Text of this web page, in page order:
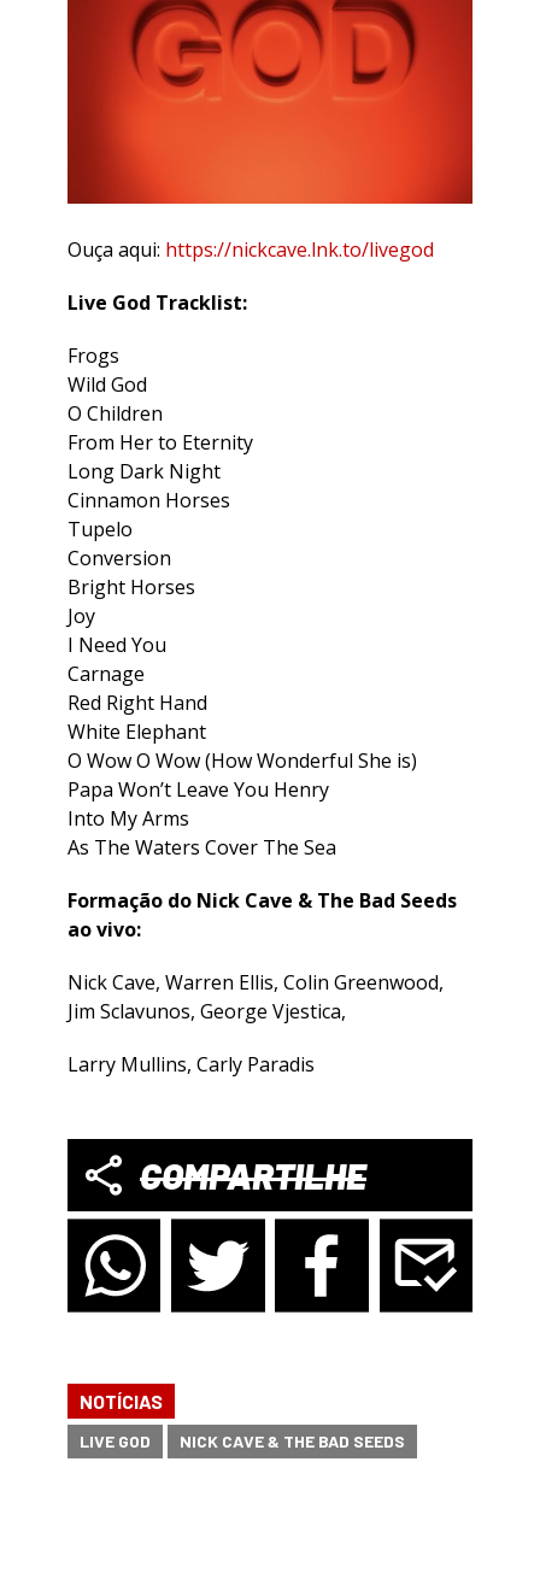
Ouça aqui: https://nickcave.lnk.to/livegod
Live God Tracklist:
Frogs
Wild God
O Children
From Her to Eternity
Long Dark Night
Cinnamon Horses
Tupelo
Conversion
Bright Horses
Joy
I Need You
Carnage
Red Right Hand
White Elephant
O Wow O Wow (How Wonderful She is)
Papa Won’t Leave You Henry
Into My Arms
As The Waters Cover The Sea
Formação do Nick Cave & The Bad Seeds
ao vivo:
Nick Cave, Warren Ellis, Colin Greenwood,
Jim Sclavunos, George Vjestica,
Larry Mullins, Carly Paradis
COMPARTILHE
NOTÍCIAS
LIVE GOD NICK CAVE & THE BAD SEEDS